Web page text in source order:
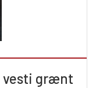
vesti grænt